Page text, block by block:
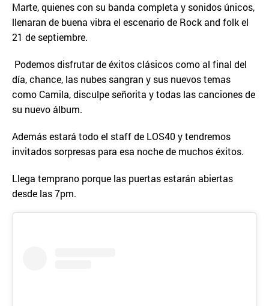
Marte, quienes con su banda completa y sonidos únicos,
llenaran de buena vibra el escenario de Rock and folk el
21 de septiembre.
Podemos disfrutar de éxitos clásicos como al final del
día, chance, las nubes sangran y sus nuevos temas
como Camila, disculpe señorita y todas las canciones de
su nuevo álbum.
Además estará todo el staff de LOS40 y tendremos
invitados sorpresas para esa noche de muchos éxitos.
Llega temprano porque las puertas estarán abiertas
desde las 7pm.